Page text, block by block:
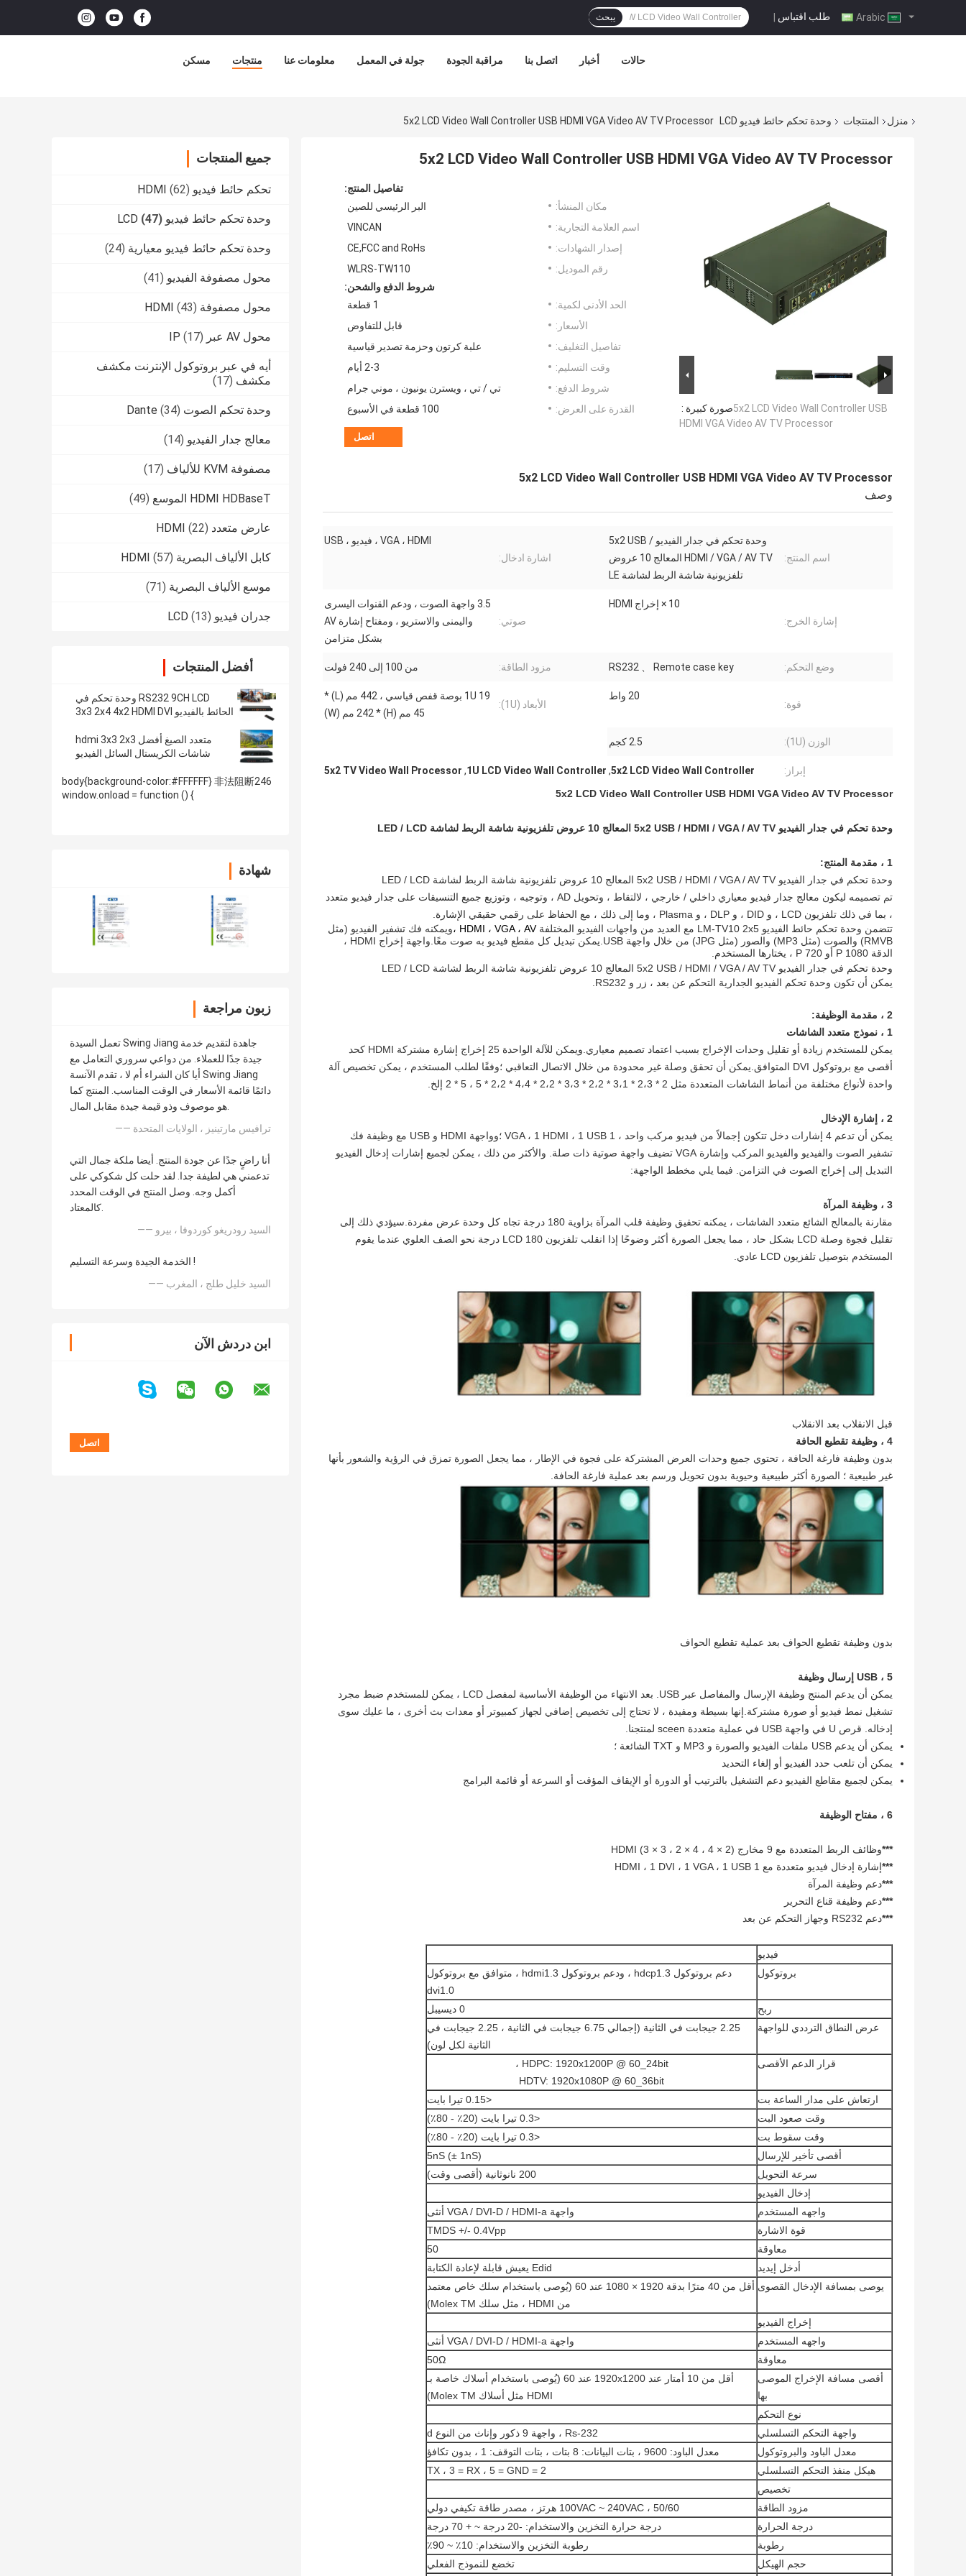
طلب اقتباس | يبحث
مسكن منتجات معلومات عنا جولة في المعمل مراقبة الجودة اتصل بنا أخبار حالات
منزل المنتجات وحدة تحكم حائط فيديو LCD 5x2 LCD Video Wall Controller USB HDMI VGA Video AV TV Processor
جميع المنتجات
تحكم حائط فيديو HDMI (62)
وحدة تحكم حائط فيديو LCD (47)
وحدة تحكم حائط فيديو معيارية (24)
محول مصفوفة الفيديو (41)
محول مصفوفة HDMI (43)
محول AV عبر IP (17)
أيه في عبر بروتوكول الإنترنت مكشف
مكشف (17)
وحدة تحكم الصوت Dante (34)
معالج جدار الفيديو (14)
مصفوفة KVM للألياف (17)
HDMI HDBaseT الموسع (49)
عارض متعدد HDMI (22)
كابل الألياف البصرية HDMI (57)
موسع الألياف البصرية (71)
جدران فيديو LCD (13)
أفضل المنتجات
RS232 9CH LCD وحدة تحكم في
الحائط بالفيديو 3x3 2x4 4x2 HDMI DVI
متعدد الصيغ أفضل hdmi 3x3 2x3
شاشات الكريستال السائل الفيديو
الفيديو المعالج
body{background-color:#FFFFFF} 非法阻断246
window.onload = function () {
شهادة
زبون مراجعة
تعمل السيدة Swing Jiang جاهدة لتقديم خدمة
جيدة جدًا للعملاء. من دواعي سروري التعامل مع
أيا كان الشراء أم لا ، تقدم الآنسة Swing Jiang
دائمًا قائمة الأسعار في الوقت المناسب. المنتج كما
هو موصوف وذو قيمة جيدة مقابل المال.
—— ترافيس مارتينيز ، الولايات المتحدة
أنا راضٍ جدًا عن جودة المنتج. أيضا ملكة جمال التي
تدعمني هي لطيفة جدا. لقد حلت كل شكوكي على
أكمل وجه. وصل المنتج في الوقت المحدد
كالمعتاد.
—— السيد رودريغو كوردوفا ، بيرو
الخدمة الجيدة وسرعة التسليم !
—— السيد خليل طلج ، المغرب
ابن دردش الآن
5x2 LCD Video Wall Controller USB HDMI VGA Video AV TV Processor
صورة كبيرة :5x2 LCD Video Wall Controller USB
HDMI VGA Video AV TV Processor
تفاصيل المنتج:
مكان المنشأ:
البر الرئيسي للصين
اسم العلامة التجارية:
VINCAN
إصدار الشهادات:
CE,FCC and RoHs
رقم الموديل:
WLRS-TW110
شروط الدفع والشحن:
الحد الأدنى لكمية:
1 قطعة
الأسعار:
قابل للتفاوض
تفاصيل التغليف:
علبة كرتون وحزمة تصدير قياسية
وقت التسليم:
2-3 أيام
شروط الدفع:
تي / تي ، ويسترن يونيون ، موني جرام
القدرة على العرض:
100 قطعة في الأسبوع
اتصل
5x2 LCD Video Wall Controller USB HDMI VGA Video AV TV Processor
وصف
اسم المنتج:
وحدة تحكم في جدار الفيديو 5x2 USB /
HDMI / VGA / AV TV المعالج 10 عروض
تلفزيونية شاشة الربط لشاشة LE
اشارة ادخال:
VGA ، HDMI ، فيديو ، USB
إشارة الخرج:
10 × إخراج HDMI
صوتي:
3.5 واجهة الصوت ، ودعم القنوات اليسرى
واليمنى والاستريو ، ومفتاح إشارة AV
بشكل متزامن
وضع التحكم: RS232 、 Remote case key مزود الطاقة: من 100 إلى 240 فولت
قوة:
20 واط
الأبعاد (1U):
1U 19 بوصة قفص قياسي ، 442 مم (L) *
45 مم (H) * 242 مم (W)
الوزن (1U): 2.5 كجم
إبراز: 5x2 LCD Video Wall Controller
,
1U LCD Video Wall Controller
,
5x2 TV Video Wall Processor
5x2 LCD Video Wall Controller USB HDMI VGA Video AV TV Processor
وحدة تحكم في جدار الفيديو 5x2 USB / HDMI / VGA / AV TV المعالج 10 عروض تلفزيونية شاشة الربط لشاشة LED / LCD
1 ، مقدمة المنتج:
وحدة تحكم في جدار الفيديو 5x2 USB / HDMI / VGA / AV TV المعالج 10 عروض تلفزيونية شاشة الربط لشاشة LED / LCD
تم تصميمه ليكون معالج جدار فيديو معياري داخلي / خارجي ، لالتقاط ، وتحويل AD ، وتوجيه ، وتوزيع جميع التنسيقات على جدار فيديو متعدد
، بما في ذلك تلفزيون LCD ، و DID ، و DLP ، و Plasma ، وما إلى ذلك ، مع الحفاظ على رقمي حقيقي الإشارة.
تتضمن وحدة تحكم حائط الفيديو LM-TV10 2x5 مع العديد من واجهات الفيديو المختلفة
HDMI ، VGA ، AV ،
ويمكنه فك تشفير الفيديو (مثل
RMVB) والصوت (مثل MP3) والصور (مثل JPG) من خلال واجهة USB.يمكن تبديل كل مقطع فيديو به صوت معًا.واجهة إخراج HDMI ،
الدقة 1080 P أو 720 P ، يختارها المستخدم.
وحدة تحكم في جدار الفيديو 5x2 USB / HDMI / VGA / AV TV المعالج 10 عروض تلفزيونية شاشة الربط لشاشة LED / LCD
يمكن أن تكون وحدة تحكم الفيديو الجدارية التحكم عن بعد ، زر و RS232 .
2 ، مقدمة الوظيفة:
1 ، نموذج متعدد الشاشات
يمكن للمستخدم زيادة أو تقليل وحدات الإخراج بسبب اعتماد تصميم معياري.ويمكن للآلة الواحدة 25 إخراج إشارة مشتركة HDMI كحد
أقصى مع بروتوكول DVI المتوافق.يمكن أن تحقق وصلة غير محدودة من خلال الاتصال التعاقبي ؛وفقًا لطلب المستخدم ، يمكن تخصيص آلة
واحدة لأنواع مختلفة من أنماط الشاشات المتعددة مثل 2 * 2،3 * 3،1 * 2،2 * 3،3 * 2،2 * 4،4 * 2،2 * 5 ، 5 * 2 إلخ.
2 ، إشارة الإدخال
يمكن أن تدعم 4 إشارات دخل تتكون إجمالاً من فيديو مركب واحد ، 1 VGA ، 1 HDMI ، 1 USB ؛وواجهة HDMI و USB مع وظيفة فك
تشفير الصوت والفيديو والفيديو المركب وإشارة VGA تضيف واجهة صوتية ذات صلة. والأكثر من ذلك ، يمكن لجميع إشارات إدخال الفيديو
التبديل إلى إخراج الصوت في التزامن. فيما يلي مخطط الواجهة:
3 ، وظيفة المرآة
مقارنة بالمعالج الشائع متعدد الشاشات ، يمكنه تحقيق وظيفة قلب المرآة بزاوية 180 درجة تجاه كل وحدة عرض مفردة.سيؤدي ذلك إلى
تقليل فجوة وصلة LCD بشكل حاد ، مما يجعل الصورة أكثر وضوحًا إذا انقلب تلفزيون LCD 180 درجة نحو الصف العلوي عندما يقوم
المستخدم بتوصيل تلفزيون LCD عادي.
قبل الانقلاب بعد الانقلاب
4 ، وظيفة تقطيع الحافة
بدون وظيفة فارغة الحافة ، تحتوي جميع وحدات العرض المشتركة على فجوة في الإطار ، مما يجعل الصورة تمزق في الرؤية والشعور بأنها
غير طبيعية ؛ الصورة أكثر طبيعية وحيوية بدون تحويل ورسم بعد عملية فارغة الحافة.
بدون وظيفة تقطيع الحواف بعد عملية تقطيع الحواف
5 ، USB إرسال وظيفة
يمكن أن يدعم المنتج وظيفة الإرسال والمفاصل عبر USB. بعد الانتهاء من الوظيفة الأساسية لمفصل LCD ، يمكن للمستخدم ضبط مجرد
تشغيل نمط فيديو أو صورة مشتركة.إنها بسيطة ومفيدة ، لا تحتاج إلى تخصيص إضافي لجهاز كمبيوتر أو معدات بث أخرى ، ما عليك سوى
إدخاله. قرص U في واجهة USB في عملية متعددة sceen لمنتجنا.
يمكن أن يدعم USB ملفات الفيديو والصورة و MP3 و TXT الشائعة ؛
يمكن أن تلعب حدد الفيديو أو إلغاء التحديد
يمكن لجميع مقاطع الفيديو دعم التشغيل بالترتيب أو الدورة أو الإيقاف المؤقت أو السرعة أو قائمة البرامج
6 ، مفتاح الوظيفة
***وظائف الربط المتعددة مع 9 مخارج HDMI (3 × 3 ، 2 × 4 ، 4 × 2)
***إشارة إدخال فيديو متعددة مع 1 HDMI ، 1 DVI ، 1 VGA ، 1 USB
***دعم وظيفة المرآة
***دعم وظيفة قناع التحرير
***دعم RS232 وجهاز التحكم عن بعد
فيديو
بروتوكول
دعم بروتوكول hdcp1.3 ، ودعم بروتوكول hdmi1.3 ، متوافق مع بروتوكول
dvi1.0
ربح
0 ديسيبل
عرض النطاق الترددي للواجهة
2.25 جيجابت في الثانية (إجمالي 6.75 جيجابت في الثانية ، 2.25 جيجابت في
الثانية لكل لون)
قرار الدعم الأقصى
HDPC: 1920x1200P @ 60_24bit ،
HDTV: 1920x1080P @ 60_36bit
ارتعاش على مدار الساعة بت
<0.15 تيرا بايت
وقت صعود البت
<0.3 تيرا بايت (20٪ - 80٪)
وقت سقوط بت
<0.3 تيرا بايت (20٪ - 80٪)
أقصى تأخير للإرسال
5nS (± 1nS)
سرعة التحويل
200 نانوثانية (أقصى وقت)
إدخال الفيديو
واجهه المستخدم
واجهة VGA / DVI-D / HDMI-a أنثى
قوة الاشارة
TMDS +/- 0.4Vpp
معاوقة
50
أدخل إيديد
Edid يعيش قابلة لإعادة الكتابة
يوصى بمسافة الإدخال القصوى
أقل من 40 مترًا بدقة 1920 × 1080 عند 60 (يُوصى باستخدام سلك خاص معتمد
من HDMI ، مثل سلك Molex TM)
إخراج الفيديو
واجهه المستخدم
واجهة VGA / DVI-D / HDMI-a أنثى
معاوقة
50Ω
أقصى مسافة الإخراج الموصى
بها
أقل من 10 أمتار عند 1920x1200 عند 60 (يُوصى باستخدام أسلاك خاصة بـ
HDMI مثل أسلاك Molex TM)
نوع التحكم
واجهة التحكم التسلسلي
Rs-232 ، واجهة 9 ذكور وإناث من النوع d
معدل الباود والبروتوكول
معدل الباود: 9600 ، بتات البيانات: 8 بتات ، بتات التوقف: 1 ، بدون تكافؤ
هيكل منفذ التحكم التسلسلي
2 = TX ، 3 = RX ، 5 = GND
تخصيص
مزود الطاقة
100VAC ~ 240VAC ، 50/60 هرتز ، مصدر طاقة تكيفي دولي
درجة الحرارة
درجة حرارة التخزين والاستخدام: -20 درجة ~ + 70 درجة
رطوبة
رطوبة التخزين والاستخدام: 10٪ ~ 90٪
حجم الهيكل
تخضع للنموذج الفعلي